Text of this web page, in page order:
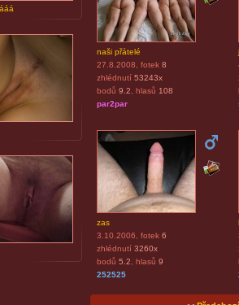
naši přátelé
27.8.2008 , fotek 8
zhlédnutí 53243x
bodů 9.2 , hlasů 108
par2par
zas
3.10.2006 , fotek 6
zhlédnutí 3260x
bodů 5.2 , hlasů 9
252525